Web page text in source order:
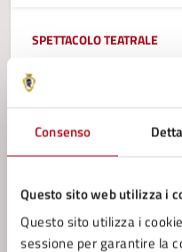
Consenso
Questo sito web utilizza i
Questo sito utilizza i
sessione per garantire la
SPETTACOLO TEATRALE
Roberto Abbiati e
"Pasticcieri. Io e mio
Due fratelli gemelli,
dolci, poesia e una
speranza.